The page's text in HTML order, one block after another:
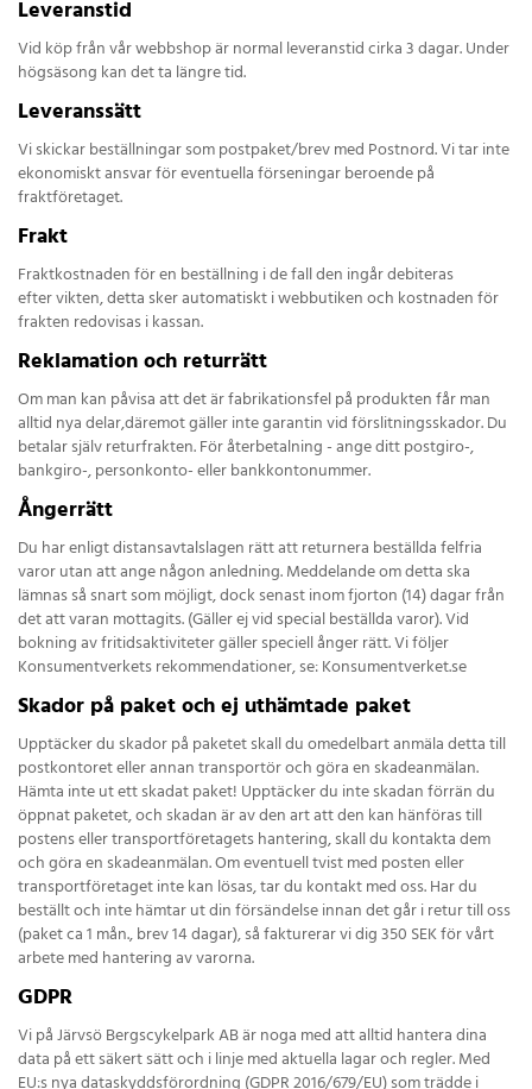
Leveranstid
Vid köp från vår webbshop är normal leveranstid cirka 3 dagar. Under
högsäsong kan det ta längre tid.
Leveranssätt
Vi skickar beställningar som postpaket/brev med Postnord. Vi tar inte
ekonomiskt ansvar för eventuella förseningar beroende på
fraktföretaget.
Frakt
Fraktkostnaden för en beställning i de fall den ingår debiteras
efter vikten, detta sker automatiskt i webbutiken och kostnaden för
frakten redovisas i kassan.
Reklamation och returrätt
Om man kan påvisa att det är fabrikationsfel på produkten får man
alltid nya delar,däremot gäller inte garantin vid förslitningsskador. Du
betalar själv returfrakten. För återbetalning - ange ditt postgiro-,
bankgiro-, personkonto- eller bankkontonummer.
Ångerrätt
Du har enligt distansavtalslagen rätt att returnera beställda felfria
varor utan att ange någon anledning. Meddelande om detta ska
lämnas så snart som möjligt, dock senast inom fjorton (14) dagar från
det att varan mottagits. (Gäller ej vid special beställda varor). Vid
bokning av fritidsaktiviteter gäller speciell ånger rätt. Vi följer
Konsumentverkets rekommendationer, se: Konsumentverket.se
Skador på paket och ej uthämtade paket
Upptäcker du skador på paketet skall du omedelbart anmäla detta till
postkontoret eller annan transportör och göra en skadeanmälan.
Hämta inte ut ett skadat paket! Upptäcker du inte skadan förrän du
öppnat paketet, och skadan är av den art att den kan hänföras till
postens eller transportföretagets hantering, skall du kontakta dem
och göra en skadeanmälan. Om eventuell tvist med posten eller
transportföretaget inte kan lösas, tar du kontakt med oss. Har du
beställt och inte hämtar ut din försändelse innan det går i retur till oss
(paket ca 1 mån., brev 14 dagar), så fakturerar vi dig 350 SEK för vårt
arbete med hantering av varorna.
GDPR
Vi på Järvsö Bergscykelpark AB är noga med att alltid hantera dina
data på ett säkert sätt och i linje med aktuella lagar och regler. Med